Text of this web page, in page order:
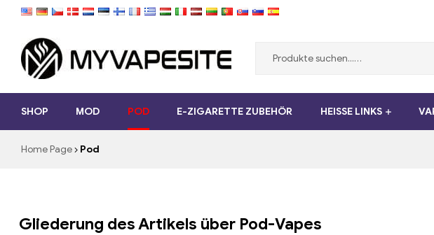
Myvapesite.de
günstig
SHOP MOD POD E-ZIGARETTE ZUBEHÖR HEISSE LINKS
Home Page Pod
Gliederung des Artikels über Pod-Vapes